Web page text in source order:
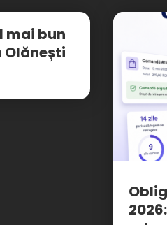
mai bun
Olănești